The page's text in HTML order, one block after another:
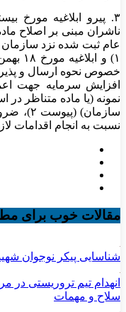
عام ثبت شده نزد سازمان
خصوص نحوه ارسال و
نمونه (یا ماده متناظر
نسبت به انجام اقدامات
مقالات خوب برای
شناسایی پیکر نوجوان شهید
انهدام تیم تروریستی در
سلاح و مهمات